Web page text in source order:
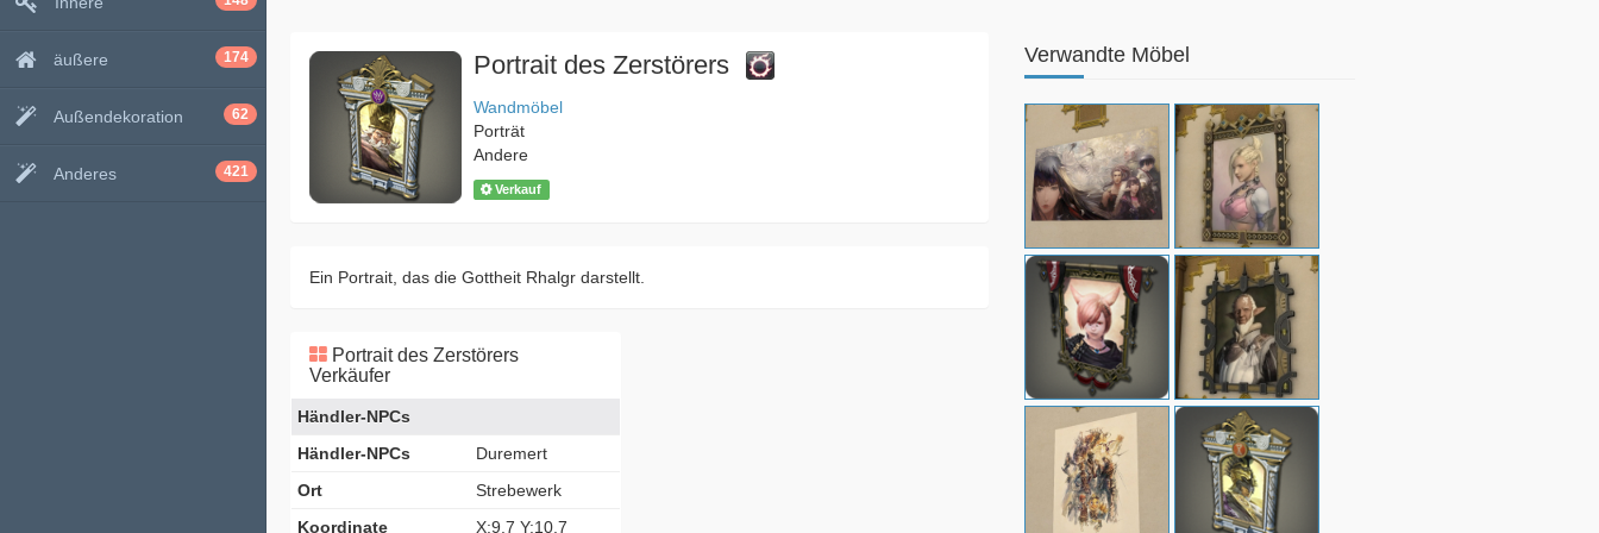
Portrait des Zerstörers
Wandmöbel
Porträt
Andere
Verkauf
Ein Portrait, das die Gottheit Rhalgr darstellt.
Portrait des Zerstörers
Verkäufer
Händler-NPCs
Händler-NPCs
Duremert
Ort
Strebewerk
Koordinate
X:9.7 Y:10.7
Verwandte Möbel
äußere 174
Außendekoration 62
Anderes 421